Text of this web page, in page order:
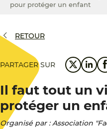
pour protéger un enfant
RETOUR
PARTAGER SUR
Il faut tout un
protéger un
Organisé par : Association